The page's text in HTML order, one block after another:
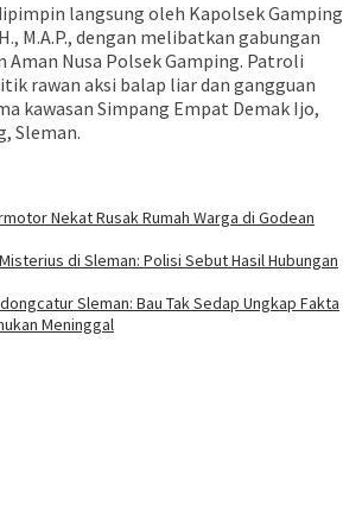
langsung oleh Kapolsek Gamping
M.A.P., dengan melibatkan gabungan
Aman Nusa Polsek Gamping. Patroli
rawan aksi balap liar dan gangguan
kawasan Simpang Empat Demak Ijo,
Sleman.
Nekat Rusak Rumah Warga di Godean
di Sleman: Polisi Sebut Hasil Hubungan
Sleman: Bau Tak Sedap Ungkap Fakta
Meninggal